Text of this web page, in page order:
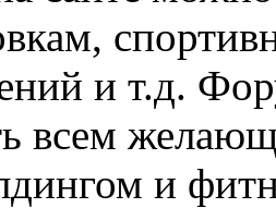
и т.д.
всем
и